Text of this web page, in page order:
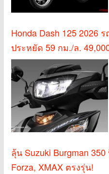
Honda Dash 125 2026
ประหยัด 59 กม./ล.
ลุ้น Suzuki Burgman
Forza, XMAX ตรงรุ่น!